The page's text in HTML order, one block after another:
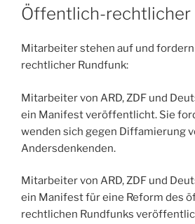
AM
Öffentlich-rechtlicher
Mitarbeiter stehen auf und
rechtlicher Rundfunk:
Mitarbeiter von ARD, ZDF und
ein Manifest veröffentlicht. Sie
wenden sich gegen Diffamierung
Andersdenkenden.
Mitarbeiter von ARD, ZDF und
ein Manifest für eine Reform des
rechtlichen Rundfunks